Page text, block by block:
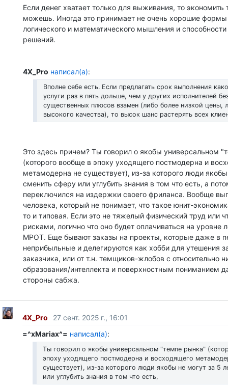
Если денег хватает только для выживания, то экономить
можешь. Иногда это принимает не очень хорошие
логического и математического мышления и
решений.
4X_Pro написал(а):
Вполне себе есть. Если предлагать срок выполнения
услуги раз в пять дольше, чем у других исполнителей
существенных плюсов взамен (либо более низкой цены,
высокого качества), то высок шанс растерять всех
Это здесь причем? Ты говорил о якобы универсальном
(которого вообще в эпоху уходящего постмодерна и
метамодерна не существует), из-за которого люди
сменить сферу или углубить знания в том что есть, а
переключился на издержки своего фриланса. Вообще
человека, который не понимает, что такое юнит-
то и типовая. Если это не тяжелый физический труд или
рисками, логично что оно будет оплачиваться на уровне
МРОТ. Еще бывают заказы на проекты, которые даже в
неприбыльные и делегируются как хобби для утешения
заказчика, или от т.н. темщиков-жлобов с относительно
образования/интеллекта и поверхностным пониманием
стороны сабжа.
4X_Pro
27 сент. 2025 г., 16:01
=^xMariax^= написал(а):
Ты говорил о якобы универсальном "темпе рынка"
эпоху уходящего постмодерна и восходящего
существует), из-за которого люди якобы не могут за 5
или углубить знания в том что есть,